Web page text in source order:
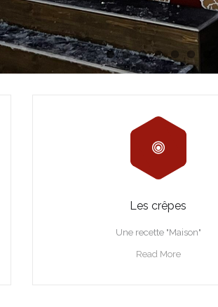
Les crêpes
Une recette "Maison"
Read More